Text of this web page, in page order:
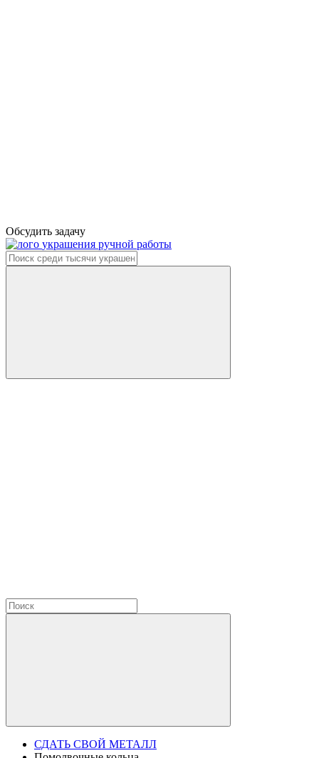
Обсудить задачу
украшения ручной работы
СДАТЬ СВОЙ МЕТАЛЛ